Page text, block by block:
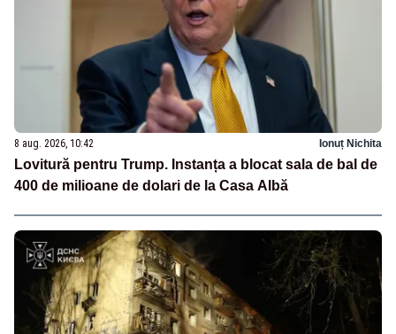
8 aug. 2026, 10:42 Ionuț Nichita
Lovitură pentru Trump. Instanța a blocat sala de bal de
400 de milioane de dolari de la Casa Albă